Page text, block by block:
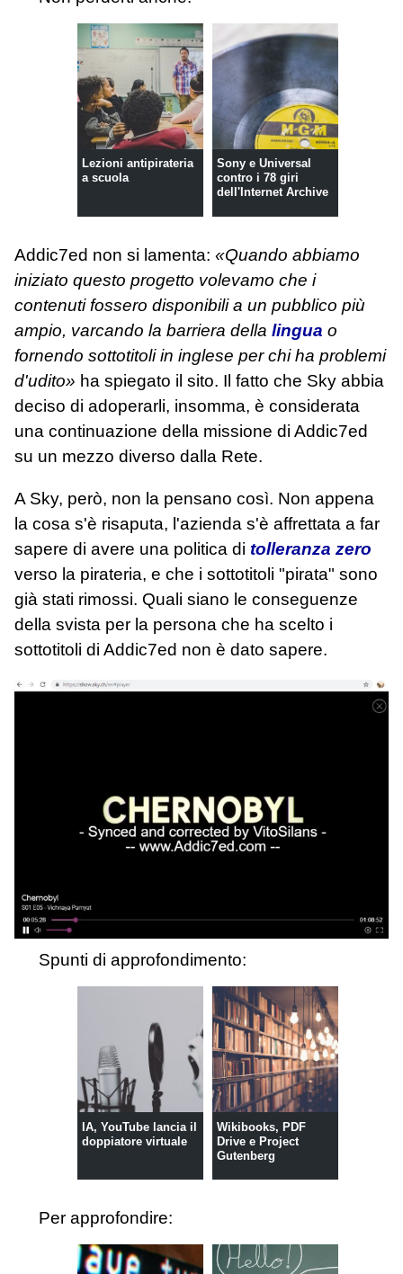
Lezioni antipirateria
a scuola
Sony e Universal
contro i 78 giri
dell'Internet Archive
Addic7ed non si lamenta: «Quando abbiamo
iniziato questo progetto volevamo che i
contenuti fossero disponibili a un pubblico più
ampio, varcando la barriera della lingua o
fornendo sottotitoli in inglese per chi ha problemi
d'udito» ha spiegato il sito. Il fatto che Sky abbia
deciso di adoperarli, insomma, è considerata
una continuazione della missione di Addic7ed
su un mezzo diverso dalla Rete.
A Sky, però, non la pensano così. Non appena
la cosa s'è risaputa, l'azienda s'è affrettata a far
sapere di avere una politica di tolleranza zero
verso la pirateria, e che i sottotitoli "pirata" sono
già stati rimossi. Quali siano le conseguenze
della svista per la persona che ha scelto i
sottotitoli di Addic7ed non è dato sapere.
Spunti di approfondimento:
IA, YouTube lancia il
doppiatore virtuale
Wikibooks, PDF
Drive e Project
Gutenberg
Per approfondire: